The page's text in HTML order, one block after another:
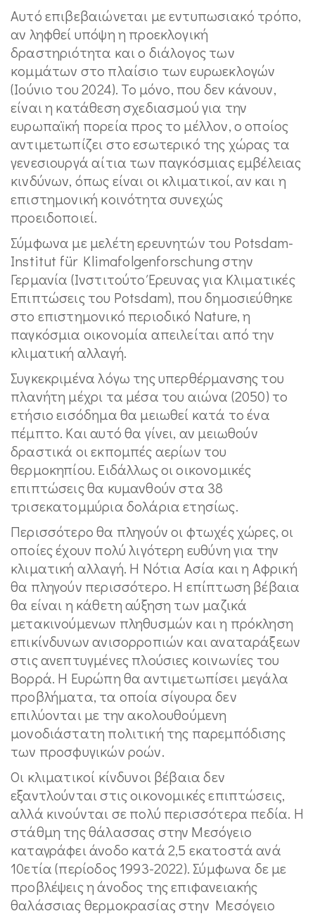
Αυτό επιβεβαιώνεται με εντυπωσιακό τρόπο,
αν ληφθεί υπόψη η προεκλογική
δραστηριότητα και ο διάλογος των
κομμάτων στο πλαίσιο των ευρωεκλογών
(Ιούνιο του 2024). Το μόνο, που δεν κάνουν,
είναι η κατάθεση σχεδιασμού για την
ευρωπαϊκή πορεία προς το μέλλον, ο οποίος
αντιμετωπίζει στο εσωτερικό της χώρας τα
γενεσιουργά αίτια των παγκόσμιας εμβέλειας
κινδύνων, όπως είναι οι κλιματικοί, αν και η
επιστημονική κοινότητα συνεχώς
προειδοποιεί.
Σύμφωνα με μελέτη ερευνητών του Potsdam-
Institut für Klimafolgenforschung στην
Γερμανία (Ινστιτούτο Έρευνας για Κλιματικές
Επιπτώσεις του Potsdam), που δημοσιεύθηκε
στο επιστημονικό περιοδικό Nature, η
παγκόσμια οικονομία απειλείται από την
κλιματική αλλαγή.
Συγκεκριμένα λόγω της υπερθέρμανσης του
πλανήτη μέχρι τα μέσα του αιώνα (2050) το
ετήσιο εισόδημα θα μειωθεί κατά το ένα
πέμπτο. Και αυτό θα γίνει, αν μειωθούν
δραστικά οι εκπομπές αερίων του
θερμοκηπίου. Ειδάλλως οι οικονομικές
επιπτώσεις θα κυμανθούν στα 38
τρισεκατομμύρια δολάρια ετησίως.
Περισσότερο θα πληγούν οι φτωχές χώρες, οι
οποίες έχουν πολύ λιγότερη ευθύνη για την
κλιματική αλλαγή. Η Νότια Ασία και η Αφρική
θα πληγούν περισσότερο. Η επίπτωση βέβαια
θα είναι η κάθετη αύξηση των μαζικά
μετακινούμενων πληθυσμών και η πρόκληση
επικίνδυνων ανισορροπιών και αναταράξεων
στις ανεπτυγμένες πλούσιες κοινωνίες του
Βορρά. Η Ευρώπη θα αντιμετωπίσει μεγάλα
προβλήματα, τα οποία σίγουρα δεν
επιλύονται με την ακολουθούμενη
μονοδιάστατη πολιτική της παρεμπόδισης
των προσφυγικών ροών.
Οι κλιματικοί κίνδυνοι βέβαια δεν
εξαντλούνται στις οικονομικές επιπτώσεις,
αλλά κινούνται σε πολύ περισσότερα πεδία. Η
στάθμη της θάλασσας στην Μεσόγειο
καταγράφει άνοδο κατά 2,5 εκατοστά ανά
10ετία (περίοδος 1993-2022). Σύμφωνα δε με
προβλέψεις η άνοδος της επιφανειακής
θαλάσσιας θερμοκρασίας στην Μεσόγειο